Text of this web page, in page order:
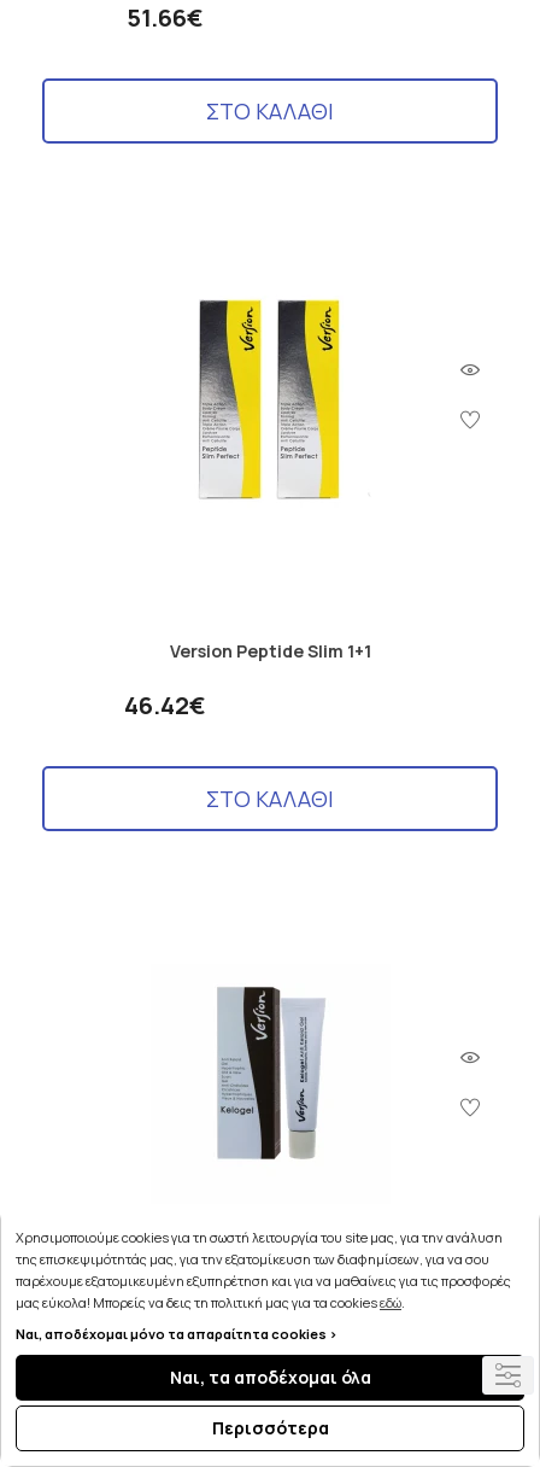
51.66€
ΣΤΟ ΚΑΛΑΘΙ
Version Peptide Slim 1+1
46.42€
ΣΤΟ ΚΑΛΑΘΙ
Version Kelogel 30ml
32.68€
Χρησιμοποιούμε cookies για τη σωστή λειτουργία του site μας, για την ανάλυση
της επισκεψιμότητάς μας, για την εξατομίκευση των διαφημίσεων, για να σου
παρέχουμε εξατομικευμένη εξυπηρέτηση και για να μαθαίνεις για τις προσφορές
μας εύκολα! Μπορείς να δεις τη πολιτική μας για τα cookiesεδώ.
Ναι, αποδέχομαι μόνο τα απαραίτητα cookies >
Ναι, τα αποδέχομαι όλα
Περισσότερα